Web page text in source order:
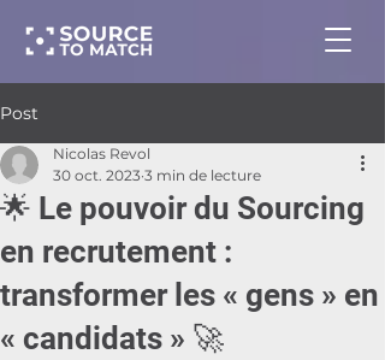
Post
🌟 Le pouvoir du Sourcing
en recrutement :
transformer les « gens » en
« candidats » 🚀
Nicolas Revol
30 oct. 2023 3 min de lecture